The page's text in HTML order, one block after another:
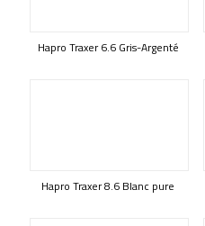
Hapro Traxer 6.6 Gris-Argenté
Hapro Traxer 8.6 Blanc pure